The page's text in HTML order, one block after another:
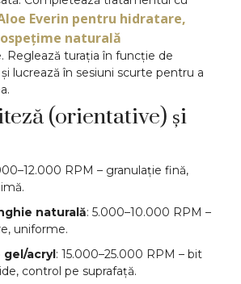
Everin pentru hidratare,
naturală
Reglează turația în funcție de
lucrează în sesiuni scurte pentru a
(orientative) și
RPM – granulație fină,
naturală: 5.000–10.000 RPM –
uniforme.
acryl: 15.000–25.000 RPM – bit
control pe suprafață.